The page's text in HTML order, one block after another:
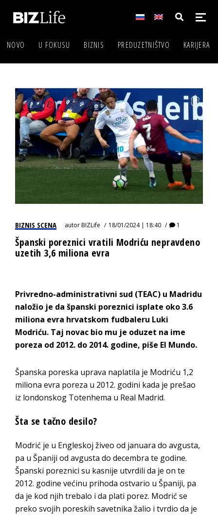
NOVO U FOKUSU BIZNIS PREDUZETNIŠTVO KARIJERA
BIZNIS SCENA autorBIZLife 18/01/2024 | 18:40 1
Španski poreznici vratili Modriću nepravdeno
uzetih 3,6 miliona evra
Privredno-administrativni sud (TEAC) u Madridu
naložio je da španski poreznici isplate oko 3.6
miliona evra hrvatskom fudbaleru Luki
Modriću. Taj novac bio mu je oduzet na ime
poreza od 2012. do 2014. godine, piše El Mundo.
Španska poreska uprava naplatila je Modriću 1,2
miliona evra poreza u 2012. godini kada je prešao
iz londonskog Totenhema u Real Madrid.
Šta se tačno desilo?
Modrić je u Engleskoj živeo od januara do avgusta,
pa u Španiji od avgusta do decembra te godine.
Španski poreznici su kasnije utvrdili da je on te
2012. godine većinu prihoda ostvario u Španiji, pa
da je kod njih trebalo i da plati porez. Modrić se
preko svojih poreskih savetnika žalio i tvrdio da je